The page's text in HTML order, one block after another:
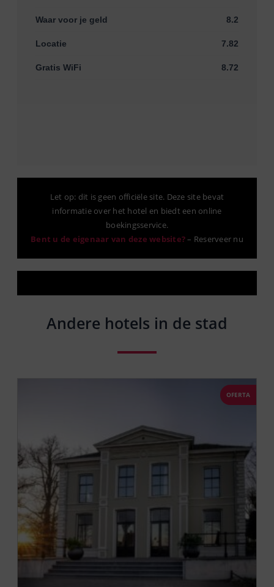
Waar voor je geld 8.2
Locatie 7.82
Gratis WiFi 8.72
Let op: dit is geen officiële site. Deze site bevat
informatie over het hotel en biedt een online
boekingsservice.
Bent u de eigenaar van deze website?– Reserveer nu
Andere hotels in de stad
OFERTA